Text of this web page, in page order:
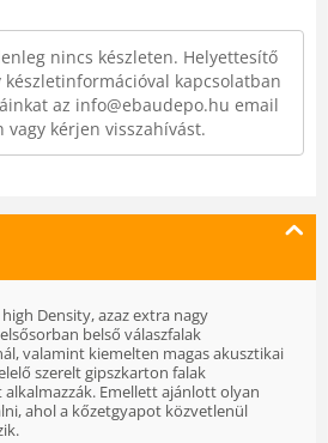
nincs készleten. Helyettesítő
készletinformációval kapcsolatban
az info@ebaudepo.hu email
vagy kérjen visszahívást.
Density, azaz extra nagy
belső válaszfalak
valamint kiemelten magas akusztikai
szerelt gipszkarton falak
Emellett ajánlott olyan
ahol a kőzetgyapot közvetlenül